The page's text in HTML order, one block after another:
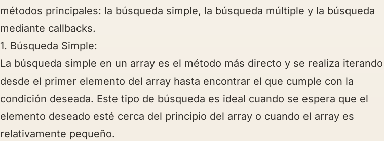
métodos principales: la búsqueda simple, la búsqueda múltiple y la búsqueda
mediante callbacks.
1. Búsqueda Simple:
La búsqueda simple en un array es el método más directo y se realiza iterando
desde el primer elemento del array hasta encontrar el que cumple con la
condición deseada. Este tipo de búsqueda es ideal cuando se espera que el
elemento deseado esté cerca del principio del array o cuando el array es
relativamente pequeño.